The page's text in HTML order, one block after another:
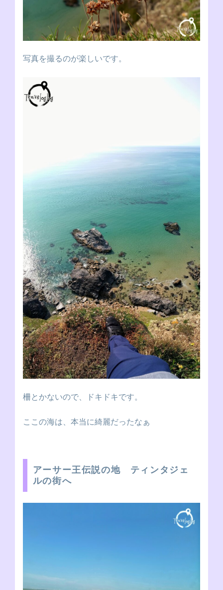
写真を撮るのが楽しいです。
柵とかないので、ドキドキです。
ここの海は、本当に綺麗だったなぁ
アーサー王伝説の地 ティンタジェ
ルの街へ